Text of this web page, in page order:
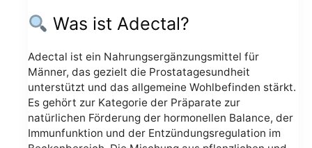
Was ist Adectal?
Adectal ist ein Nahrungsergänzungsmittel für
Männer, das gezielt die Prostatagesundheit
unterstützt und das allgemeine Wohlbefinden stärkt.
Es gehört zur Kategorie der Präparate zur
natürlichen Förderung der hormonellen Balance, der
Immunfunktion und der Entzündungsregulation im